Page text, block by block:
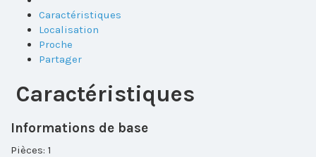
Caractéristiques
Localisation
Proche
Partager
Caractéristiques
Informations de base
Pièces: 1